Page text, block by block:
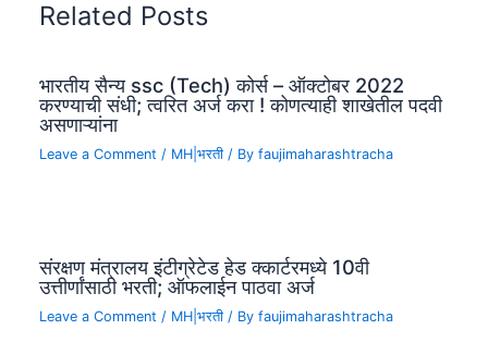
Related Posts
भारतीय सैन्य ssc (Tech) कोर्स – ऑक्टोबर 2022
करण्याची संधी; त्वरित अर्ज करा ! कोणत्याही शाखेतील पदवी
असणाऱ्यांना
Leave a Comment / MH|भरती / Byfaujimaharashtracha
संरक्षण मंत्रालय इंटीग्रेटेड हेड क्कार्टरमध्ये 10वी
उत्तीर्णांसाठी भरती; ऑफलाईन पाठवा अर्ज
Leave a Comment / MH|भरती / Byfaujimaharashtracha